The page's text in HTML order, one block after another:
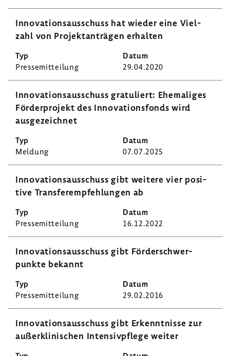
Inno­va­ti­ons­aus­schuss hat wieder eine Viel­
zahl von Projekt­an­trägen erhalten
Pres­se­mit­tei­lung 29.04.2020
Inno­va­ti­ons­aus­schuss gratu­liert: Ehema­liges
Förder­pro­jekt des Inno­va­ti­ons­fonds wird
ausge­zeichnet
Meldung 07.07.2025
Inno­va­ti­ons­aus­schuss gibt weitere vier posi­
tive Trans­fer­emp­feh­lungen ab
Pres­se­mit­tei­lung 16.12.2022
Inno­va­ti­ons­aus­schuss gibt Förder­schwer­
punkte bekannt
Pres­se­mit­tei­lung 29.02.2016
Inno­va­ti­ons­aus­schuss gibt Erkennt­nisse zur
außer­kli­ni­schen Inten­siv­pflege weiter